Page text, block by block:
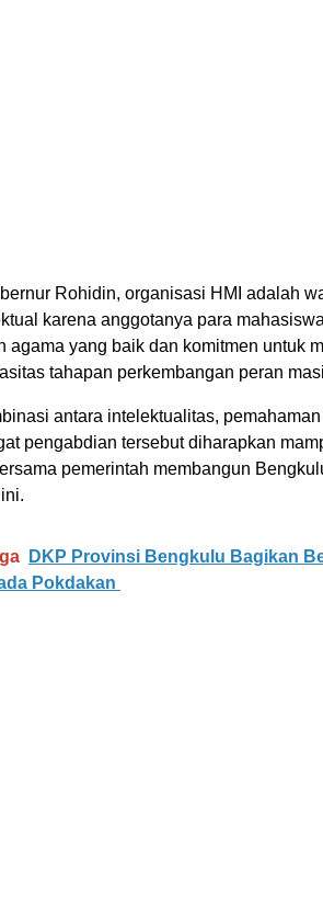
Rohidin, organisasi HMI adalah
karena anggotanya para
agama yang baik dan komitmen untuk
tahapan perkembangan peran
antara intelektualitas,
pengabdian tersebut diharapkan
pemerintah membangun
DKP Provinsi Bengkulu Bagikan
Pokdakan